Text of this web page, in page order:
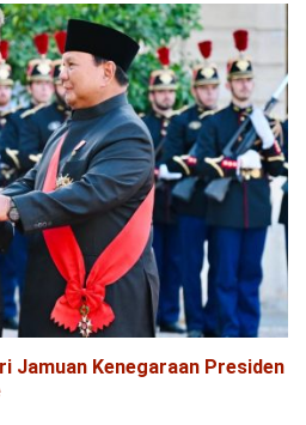
Jamuan Kenegaraan Presiden